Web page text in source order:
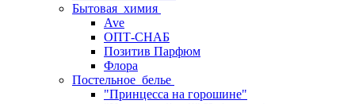
Бытовая_химия
Ave
ОПТ-СНАБ
Позитив Парфюм
Флора
Постельное_белье
"Принцесса на горошине"